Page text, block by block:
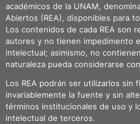
académicos de la UNAM,
Abiertos (REA), disponibles para
Los contenidos de cada REA son
autores y no tienen impedimento
intelectual; asimismo, no
naturaleza pueda considerarse
Los REA podrán ser utilizarlos sin
invariablemente la fuente y sin
términos institucionales de uso y
intelectual de terceros.